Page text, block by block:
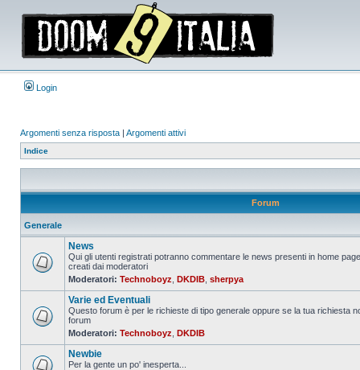
Login
Argomenti senza risposta | Argomenti attivi
Indice
Forum
Generale
Nessun
da
leggere
News
Qui gli utenti registrati potranno commentare le news presenti in home
creati dai moderatori
Moderatori: Technoboyz DKDIB sherpya
Nessun
da
leggere
Varie ed Eventuali
Questo forum è per le richieste di tipo generale oppure se la tua richiesta
forum
Moderatori: Technoboyz DKDIB
Newbie
Per la gente un po' inesperta...